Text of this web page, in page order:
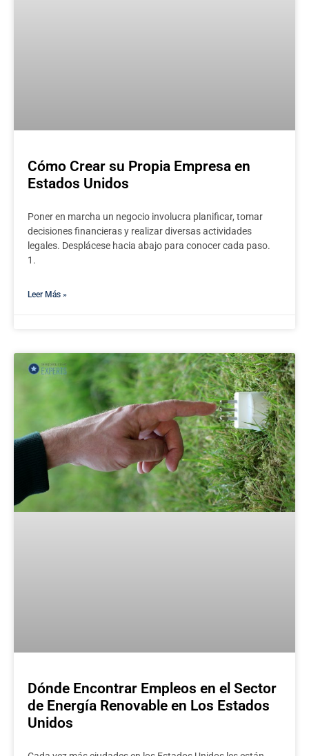
Cómo Crear su Propia Empresa en
Estados Unidos
Poner en marcha un negocio involucra planificar, tomar
decisiones financieras y realizar diversas actividades
legales. Desplácese hacia abajo para conocer cada paso.
1.
Leer Más »
Dónde Encontrar Empleos en el Sector
de Energía Renovable en Los Estados
Unidos